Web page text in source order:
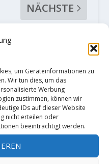
um Geräteinformationen zu
Wir tun dies, um das
Werbung
zustimmen, können wir
IDs auf dieser Website
nicht erteilen oder
beeinträchtigt werden.
NÄCHSTE
Klettergebieten:
Horstschutzzone
n Sächsische
Schweiz
POSTS